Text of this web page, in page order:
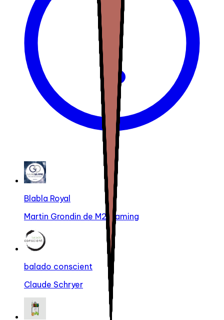
Blabla Royal
Martin Grondin de M2 Gaming
balado conscient
Claude Schryer